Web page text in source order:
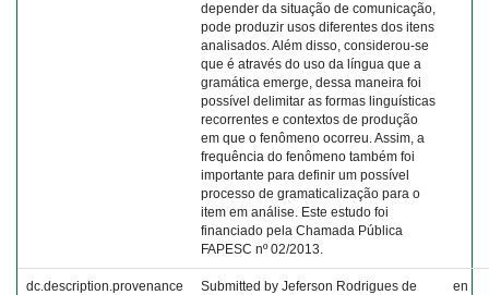
depender da situação de comunicação,
pode produzir usos diferentes dos itens
analisados. Além disso, considerou-se
que é através do uso da língua que a
gramática emerge, dessa maneira foi
possível delimitar as formas linguísticas
recorrentes e contextos de produção
em que o fenômeno ocorreu. Assim, a
frequência do fenômeno também foi
importante para definir um possível
processo de gramaticalização para o
item em análise. Este estudo foi
financiado pela Chamada Pública
FAPESC nº 02/2013.
dc.description.provenance
Submitted by Jeferson Rodrigues de
en